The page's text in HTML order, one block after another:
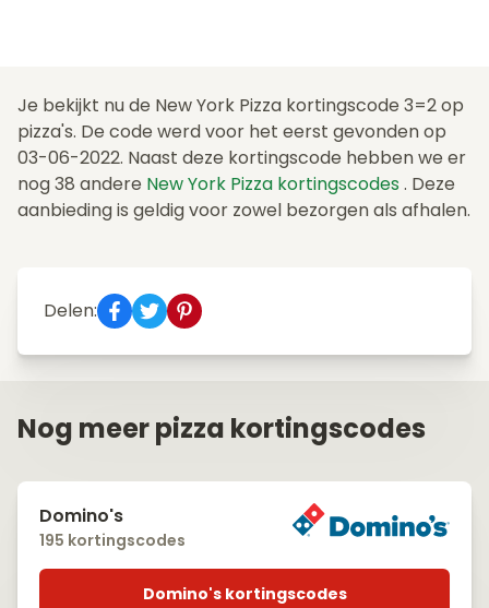
Je bekijkt nu de New York Pizza kortingscode 3=2 op
pizza's. De code werd voor het eerst gevonden op
03-06-2022. Naast deze kortingscode hebben we er
nog 38 andere New York Pizza kortingscodes . Deze
aanbieding is geldig voor zowel bezorgen als afhalen.
Delen:
Nog meer pizza kortingscodes
Domino's
195 kortingscodes
Domino's kortingscodes